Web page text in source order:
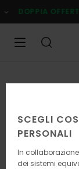
alle
informazioni
prodotto
DOPPIA OFFERTA
SCEGLI
PERSONALI
In
dei sistemi